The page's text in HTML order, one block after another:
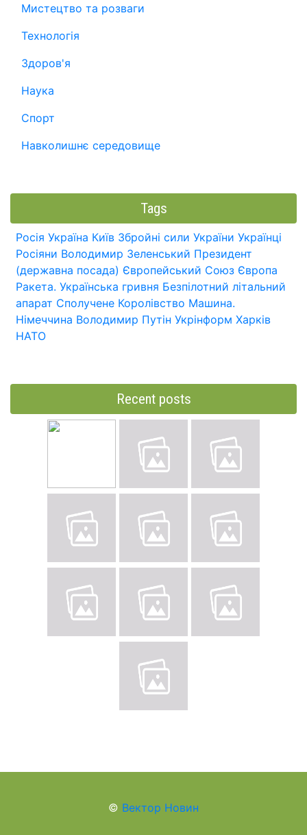
Мистецтво та розваги
Технологія
Здоров'я
Наука
Спорт
Навколишнє середовище
Tags
Росія Україна Київ Збройні сили України Українці
Росіяни Володимир Зеленський Президент
(державна посада) Європейський Союз Європа
Ракета. Українська гривня Безпілотний літальний
апарат Сполучене Королівство Машина.
Німеччина Володимир Путін Укрінформ Харків
НАТО
Recent posts
© Вектор Новин